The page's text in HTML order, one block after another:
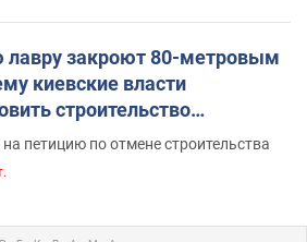
лавру закроют 80-метровым
киевские власти
строительство
верующего"
петицию по отмене строительства